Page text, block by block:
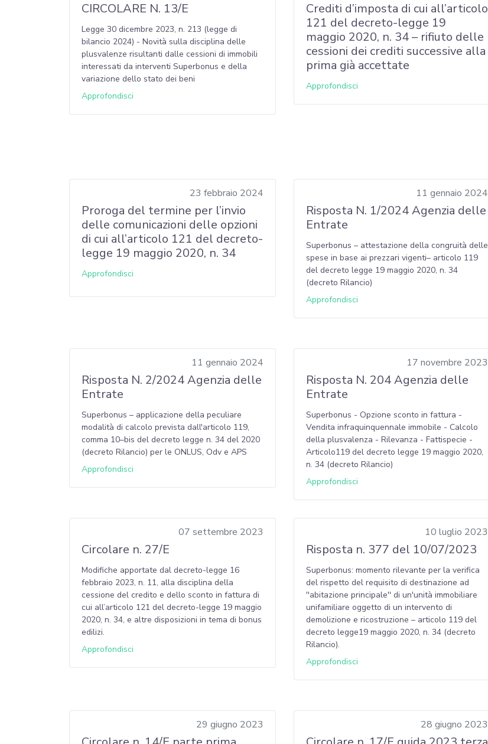
CIRCOLARE N. 13/E
Legge 30 dicembre 2023, n. 213 (legge di
bilancio 2024) - Novità sulla disciplina delle
plusvalenze risultanti dalle cessioni di immobili
interessati da interventi Superbonus e della
variazione dello stato dei beni
Approfondisci
Crediti d’imposta di cui all’articolo
121 del decreto-legge 19
maggio 2020, n. 34 – rifiuto delle
cessioni dei crediti successive alla
prima già accettate
Approfondisci
23 febbraio 2024
Proroga del termine per l’invio
delle comunicazioni delle opzioni
di cui all’articolo 121 del decreto-
legge 19 maggio 2020, n. 34
Approfondisci
11 gennaio 2024
Risposta N. 1/2024 Agenzia delle
Entrate
Superbonus – attestazione della congruità delle
spese in base ai prezzari vigenti– articolo 119
del decreto legge 19 maggio 2020, n. 34
(decreto Rilancio)
Approfondisci
11 gennaio 2024
Risposta N. 2/2024 Agenzia delle
Entrate
Superbonus – applicazione della peculiare
modalità di calcolo prevista dall'articolo 119,
comma 10–bis del decreto legge n. 34 del 2020
(decreto Rilancio) per le ONLUS, Odv e APS
Approfondisci
17 novembre 2023
Risposta N. 204 Agenzia delle
Entrate
Superbonus - Opzione sconto in fattura -
Vendita infraquinquennale immobile - Calcolo
della plusvalenza - Rilevanza - Fattispecie -
Articolo119 del decreto legge 19 maggio 2020,
n. 34 (decreto Rilancio)
Approfondisci
07 settembre 2023
Circolare n. 27/E
Modifiche apportate dal decreto-legge 16
febbraio 2023, n. 11, alla disciplina della
cessione del credito e dello sconto in fattura di
cui all’articolo 121 del decreto-legge 19 maggio
2020, n. 34, e altre disposizioni in tema di bonus
edilizi.
Approfondisci
10 luglio 2023
Risposta n. 377 del 10/07/2023
Superbonus: momento rilevante per la verifica
del rispetto del requisito di destinazione ad
''abitazione principale'' di un'unità immobiliare
unifamiliare oggetto di un intervento di
demolizione e ricostruzione – articolo 119 del
decreto legge19 maggio 2020, n. 34 (decreto
Rilancio).
Approfondisci
29 giugno 2023 28 giugno 2023